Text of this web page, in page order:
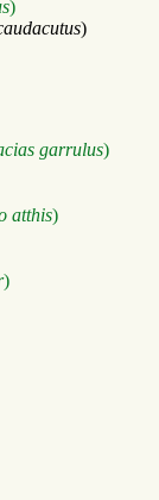
)
)
garrulus)
atthis)
)